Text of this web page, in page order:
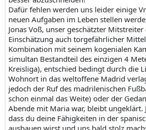
Dafür fehlen werden uns leider einige
neuen Aufgaben im Leben stellen
Jonas Voß, unser geschätzter
Einschätzung auch torgefährlicher
Kombination mit seinem kogenialen
simultan Bestandteil des einzigen 4
Kreisliga), entschied bedingt durch die
Wohnort in das weltoffene Madrid
jedoch der Ruf des madrilenischen
schon einmal das Weite) oder der
Abende mit Maria war, bleibt ungeklärt.
dass du deine Fähigkeiten in der
ausbauen wirst und uns bald stolz